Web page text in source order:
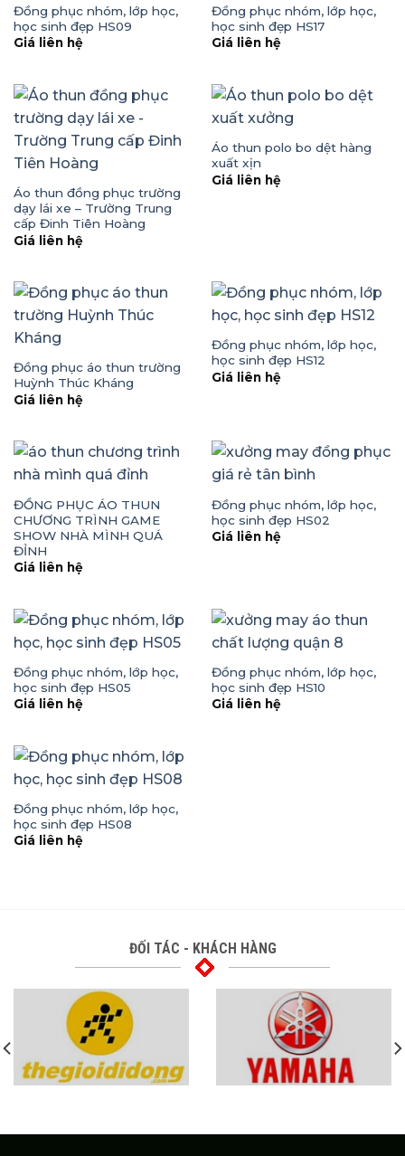
Đồng phục nhóm, lớp học,
học sinh đẹp HS09
Giá liên hệ
Đồng phục nhóm, lớp học,
học sinh đẹp HS17
Giá liên hệ
Áo thun đồng phục trường
dạy lái xe – Trường Trung
cấp Đinh Tiên Hoàng
Giá liên hệ
Áo thun polo bo dệt hàng
xuất xịn
Giá liên hệ
Đồng phục áo thun trường
Huỳnh Thúc Kháng
Giá liên hệ
Đồng phục nhóm, lớp học,
học sinh đẹp HS12
Giá liên hệ
ĐỒNG PHỤC ÁO THUN
CHƯƠNG TRÌNH GAME
SHOW NHÀ MÌNH QUÁ
ĐỈNH
Giá liên hệ
Đồng phục nhóm, lớp học,
học sinh đẹp HS02
Giá liên hệ
Đồng phục nhóm, lớp học,
học sinh đẹp HS05
Giá liên hệ
Đồng phục nhóm, lớp học,
học sinh đẹp HS10
Giá liên hệ
Đồng phục nhóm, lớp học,
học sinh đẹp HS08
Giá liên hệ
ĐỐI TÁC - KHÁCH HÀNG